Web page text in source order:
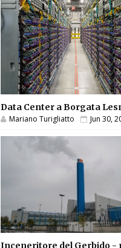
Data Center a Borgata
Mariano Turigliatto Jun 30,
Inceneritore del Gerbido -